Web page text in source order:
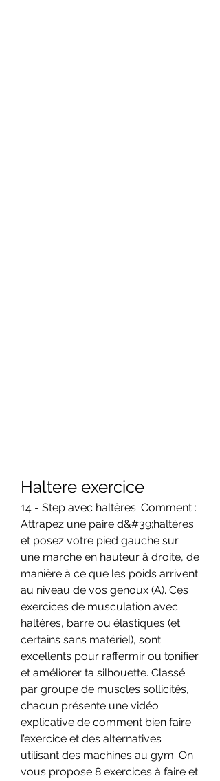
Haltere exercice
14 - Step avec haltères. Comment :
Attrapez une paire d&#39;haltères
et posez votre pied gauche sur
une marche en hauteur à droite, de
manière à ce que les poids arrivent
au niveau de vos genoux (A). Ces
exercices de musculation avec
haltères, barre ou élastiques (et
certains sans matériel), sont
excellents pour raffermir ou tonifier
et améliorer ta silhouette. Classé
par groupe de muscles sollicités,
chacun présente une vidéo
explicative de comment bien faire
l’exercice et des alternatives
utilisant des machines au gym. On
vous propose 8 exercices à faire et